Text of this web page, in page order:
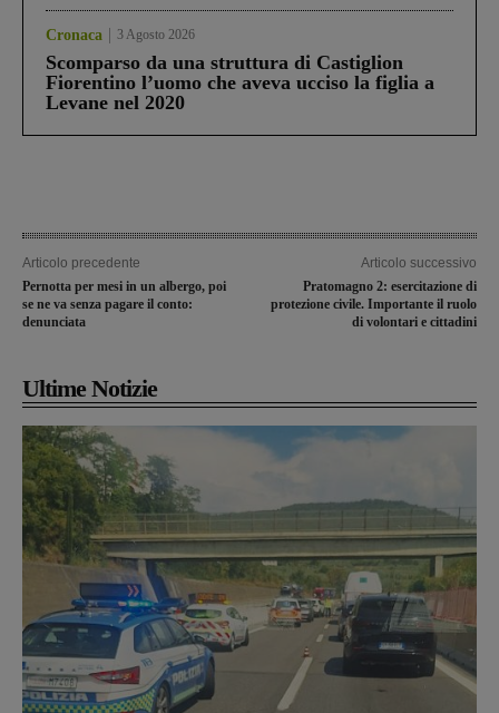
Cronaca 3 Agosto 2026
Scomparso da una struttura di Castiglion
Fiorentino l’uomo che aveva ucciso la figlia a
Levane nel 2020
Articolo precedente
Pernotta per mesi in un albergo, poi
se ne va senza pagare il conto:
denunciata
Articolo successivo
Pratomagno 2: esercitazione di
protezione civile. Importante il ruolo
di volontari e cittadini
Ultime Notizie